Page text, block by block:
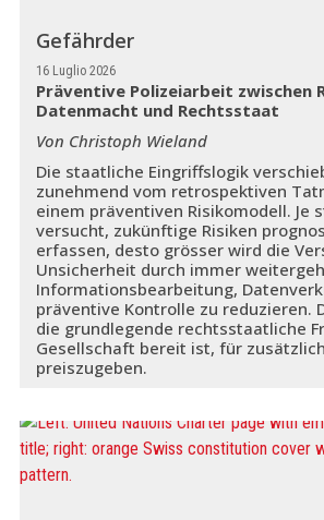
Gefährder
16 Luglio 2026
Präventive Polizeiarbeit zwischen
Datenmacht und Rechtsstaat
Von Christoph Wieland
Die staatliche Eingriffslogik
zunehmend vom retrospektiven
einem präventiven Risikomodell. Je
versucht, zukünftige Risiken
erfassen, desto grösser wird die
Unsicherheit durch immer
Informationsbearbeitung,
präventive Kontrolle zu reduzieren.
die grundlegende rechtsstaatliche
Gesellschaft bereit ist, für
preiszugeben.